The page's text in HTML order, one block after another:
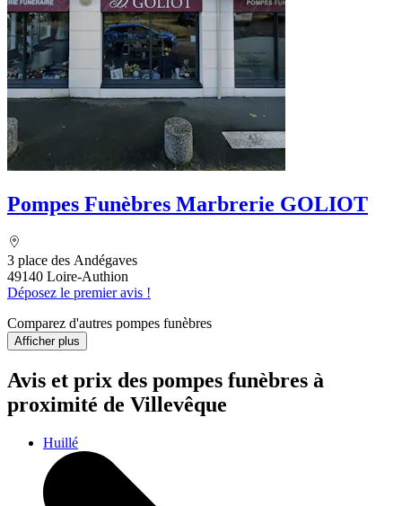
Pompes Funèbres Marbrerie GOLIOT
3 place des Andégaves
49140 Loire-Authion
Déposez le premier avis !
Comparez d'autres pompes funèbres
Afficher plus
Avis et prix des pompes funèbres à
proximité de Villevêque
Huillé